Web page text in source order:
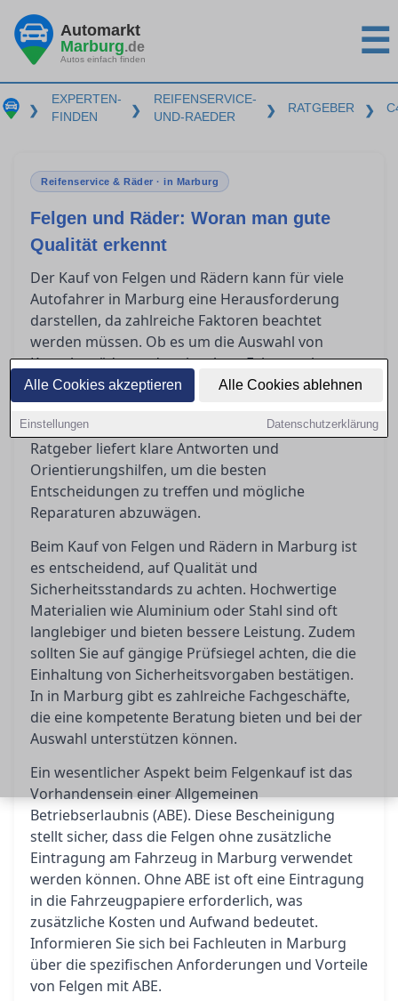
Alle Cookies akzeptieren Alle Cookies ablehnen
Einstellungen Datenschutzerklärung
Automarkt
Marburg.de
Autos einfach finden ☰
❯
EXPERTEN-
FINDEN
❯
REIFENSERVICE-
UND-RAEDER
❯ RATGEBER ❯
Reifenservice & Räder · in Marburg
Felgen und Räder: Woran man gute
Qualität erkennt
Der Kauf von Felgen und Rädern kann für viele
Autofahrer in Marburg eine Herausforderung
darstellen, da zahlreiche Faktoren beachtet
werden müssen. Ob es um die Auswahl von
Kompletträdern oder einzelnen Felgen geht,
Fachwissen über die Qualitätsmerkmale und
rechtlichen Anforderungen wie ABE und
Eintragungspflicht ist unerlässlich. Dieser
Ratgeber liefert klare Antworten und
Orientierungshilfen, um die besten
Entscheidungen zu treffen und mögliche
Reparaturen abzuwägen.
Beim Kauf von Felgen und Rädern in Marburg ist
es entscheidend, auf Qualität und
Sicherheitsstandards zu achten. Hochwertige
Materialien wie Aluminium oder Stahl sind oft
langlebiger und bieten bessere Leistung. Zudem
sollten Sie auf gängige Prüfsiegel achten, die die
Einhaltung von Sicherheitsvorgaben bestätigen.
In in Marburg gibt es zahlreiche Fachgeschäfte,
die eine kompetente Beratung bieten und bei der
Auswahl unterstützen können.
Ein wesentlicher Aspekt beim Felgenkauf ist das
Vorhandensein einer Allgemeinen
Betriebserlaubnis (ABE). Diese Bescheinigung
stellt sicher, dass die Felgen ohne zusätzliche
Eintragung am Fahrzeug in Marburg verwendet
werden können. Ohne ABE ist oft eine Eintragung
in die Fahrzeugpapiere erforderlich, was
zusätzliche Kosten und Aufwand bedeutet.
Informieren Sie sich bei Fachleuten in Marburg
über die spezifischen Anforderungen und Vorteile
von Felgen mit ABE.